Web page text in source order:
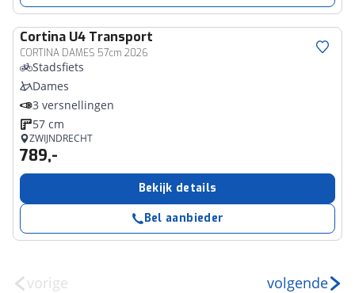
Cortina U4 Transport
CORTINA DAMES 57cm 2026
Stadsfiets
Dames
3 versnellingen
57 cm
ZWIJNDRECHT
789,-
Bekijk details
Bel aanbieder
vorige volgende